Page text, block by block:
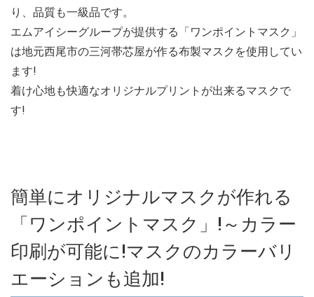
り、品質も一級品です。
エムアイシーグループが提供する「ワンポイントマスク」
は地元西尾市の三河帯芯屋が作る布製マスクを使用してい
ます!
着け心地も快適なオリジナルプリントが出来るマスクで
す!
簡単にオリジナルマスクが作れる
「ワンポイントマスク」!～カラー
印刷が可能に!マスクのカラーバリ
エーションも追加!